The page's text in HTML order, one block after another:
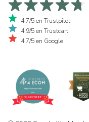
4,7/5 en Trustpilot
4,9/5 en Trustcart
4,7/5 en Google